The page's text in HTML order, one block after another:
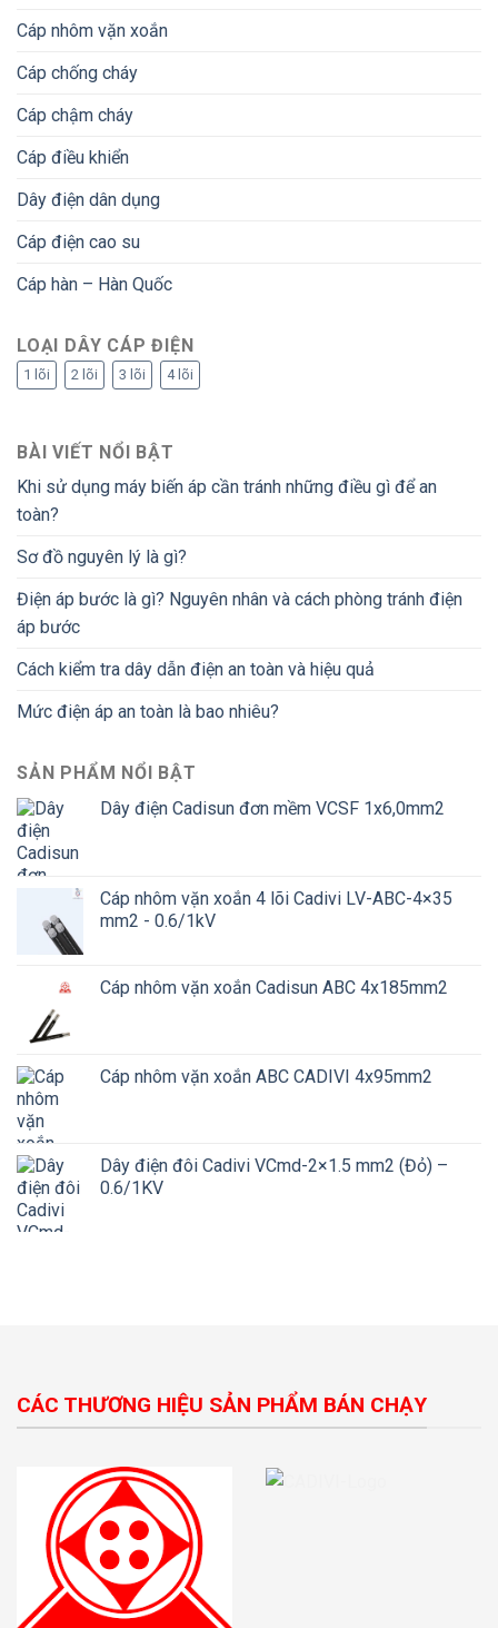
Cáp nhôm vặn xoắn
Cáp chống cháy
Cáp chậm cháy
Cáp điều khiển
Dây điện dân dụng
Cáp điện cao su
Cáp hàn – Hàn Quốc
LOẠI DÂY CÁP ĐIỆN
1 lõi 2 lõi 3 lõi 4 lõi
BÀI VIẾT NỔI BẬT
Khi sử dụng máy biến áp cần tránh những điều gì để an
toàn?
Sơ đồ nguyên lý là gì?
Điện áp bước là gì? Nguyên nhân và cách phòng tránh điện
áp bước
Cách kiểm tra dây dẫn điện an toàn và hiệu quả
Mức điện áp an toàn là bao nhiêu?
SẢN PHẨM NỔI BẬT
Dây điện Cadisun đơn mềm VCSF 1x6,0mm2
Cáp nhôm vặn xoắn 4 lõi Cadivi LV-ABC-4×35
mm2 - 0.6/1kV
Cáp nhôm vặn xoắn Cadisun ABC 4x185mm2
Cáp nhôm vặn xoắn ABC CADIVI 4x95mm2
Dây điện đôi Cadivi VCmd-2×1.5 mm2 (Đỏ) –
0.6/1KV
CÁC THƯƠNG HIỆU SẢN PHẨM BÁN CHẠY